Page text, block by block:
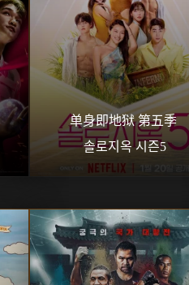
单身即地狱 第五季
솔로지옥 시즌5